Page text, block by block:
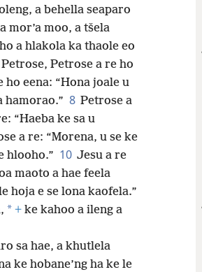
a behella seaparo
mor’a moo, a tšela
a hlakola ka thaole eo
Petrose a re ho
ho eena: “Hona joale u
hamorao.” 8 Petrose a
“Haeba ke sa u
a re: “Morena, u se ke
hlooho.” 10 Jesu a re
maoto a hae feela
hoja e se lona kaofela.”
* + ke kahoo a ileng a
sa hae, a khutlela
ke hobane’ng ha ke le